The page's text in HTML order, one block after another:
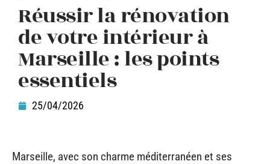
Réussir la rénovation
de votre intérieur à
Marseille : les points
essentiels
25/04/2026
Marseille, avec son charme méditerranéen et ses